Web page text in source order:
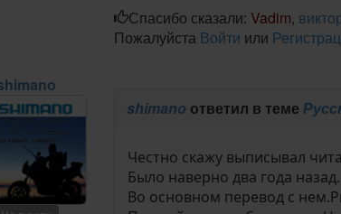
Спасибо сказали: Vadim,
Пожалуйста Войти или
shimano ответил в теме
Честно скажу выписывал
Было наверно два года назад.
Во основном перевод с